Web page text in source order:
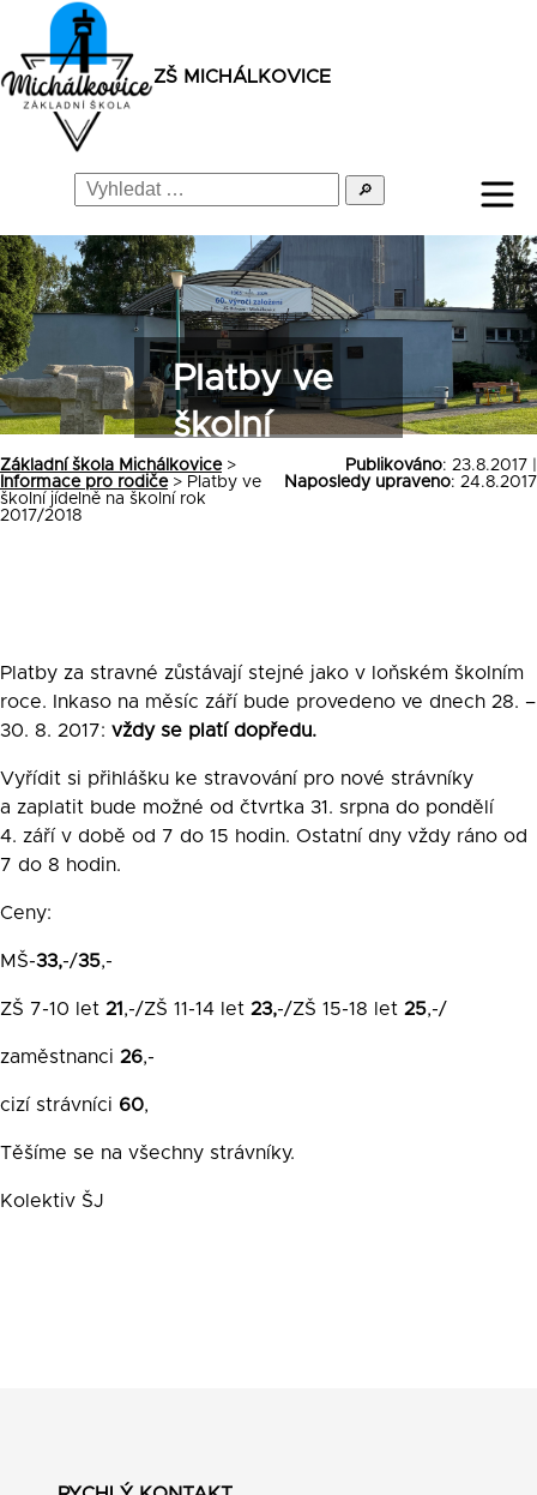
ZŠ MICHÁLKOVICE
🔎
Platby ve
školní
jídelně
Základní škola Michálkovice>
Informace pro rodiče> Platby ve
školní jídelně na školní rok
2017/2018
Publikováno: 23.8.2017 |
Naposledy upraveno: 24.8.2017
Platby za stravné zůstávají stejné jako v loňském školním
roce. Inkaso na měsíc září bude provedeno ve dnech 28. –
30. 8. 2017: vždy se platí dopředu.
Vyřídit si přihlášku ke stravování pro nové strávníky
a zaplatit bude možné od čtvrtka 31. srpna do pondělí
4. září v době od 7 do 15 hodin. Ostatní dny vždy ráno od
7 do 8 hodin.
Ceny:
MŠ-33,-/35,-
ZŠ 7-10 let 21 ,-/ZŠ 11-14 let 23,-/ZŠ 15-18 let 25,-/
zaměstnanci 26,-
cizí strávníci 60,
Těšíme se na všechny strávníky.
Kolektiv ŠJ